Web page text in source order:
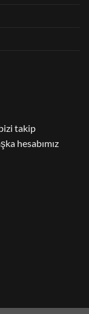
takip
hesabımız